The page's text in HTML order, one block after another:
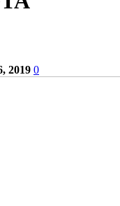
2019 0